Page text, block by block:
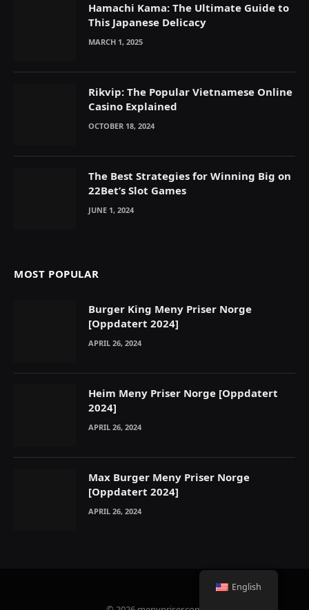
Hamachi Kama: The Ultimate Guide to
This Japanese Delicacy
MARCH 1, 2025
Rikvip: The Popular Vietnamese Online
Casino Explained
OCTOBER 18, 2024
The Best Strategies for Winning Big on
22Bet’s Slot Games
JUNE 1, 2024
MOST POPULAR
Burger King Meny Priser Norge
[Oppdatert 2024]
APRIL 26, 2024
Heim Meny Priser Norge [Oppdatert
2024]
APRIL 26, 2024
Max Burger Meny Priser Norge
[Oppdatert 2024]
APRIL 26, 2024
English